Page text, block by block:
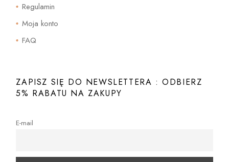
Regulamin
Moja konto
FAQ
ZAPISZ SIĘ DO NEWSLETTERA : ODBIERZ
5% RABATU NA ZAKUPY
E-mail